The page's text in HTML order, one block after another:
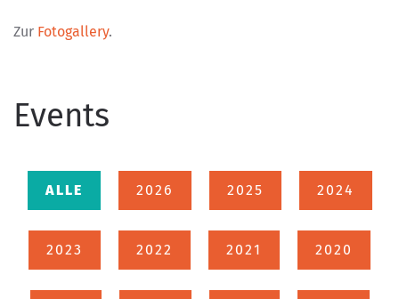
Zur Fotogallery.
Events
ALLE 2026 2025 2024
2023 2022 2021 2020